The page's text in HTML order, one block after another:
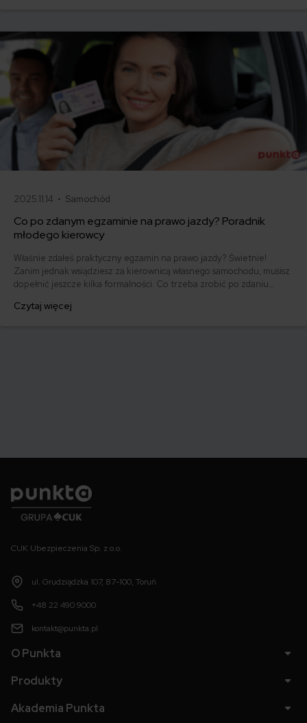
2025.11.14 • Samochód
Co po zdanym egzaminie na prawo jazdy? Poradnik
młodego kierowcy
Właśnie zdałeś praktyczny egzamin na prawo jazdy? Świetnie!
Zanim jednak wsiądziesz za kierownicą własnego samochodu, musisz
dopełnić jeszcze kilka formalności. Co trzeba zrobić po zdaniu
którym szybko załatwisz sprawy urzędowe i będziesz mógł prowadzić
Czytaj więcej
CUK Ubezpieczenia Sp. z o.o.
ul. Grudziądzka 107, 87-100, Toruń
+48 22 490 9000
kontakt@punkta.pl
O Punkta
Produkty
Akademia Punkta